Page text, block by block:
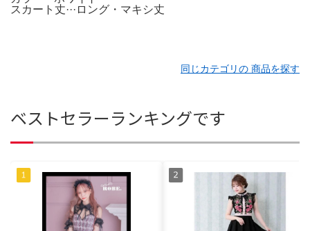
スカート丈···ロング・マキシ丈
同じカテゴリの 商品を探す
ベストセラーランキングです